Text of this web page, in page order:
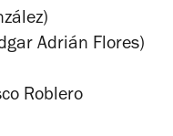
Adrián Flores)
Roblero